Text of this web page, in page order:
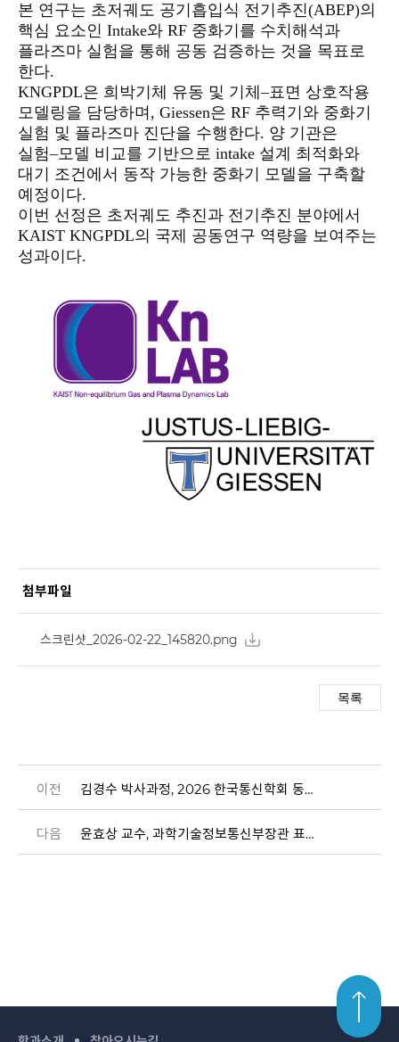
본 연구는 초저궤도 공기흡입식 전기추진(ABEP)의
핵심 요소인 Intake와 RF 중화기를 수치해석과
플라즈마 실험을 통해 공동 검증하는 것을 목표로
한다.
KNGPDL은 희박기체 유동 및 기체–표면 상호작용
모델링을 담당하며, Giessen은 RF 추력기와 중화기
실험 및 플라즈마 진단을 수행한다. 양 기관은
실험–모델 비교를 기반으로 intake 설계 최적화와
대기 조건에서 동작 가능한 중화기 모델을 구축할
예정이다.
이번 선정은 초저궤도 추진과 전기추진 분야에서
KAIST KNGPDL의 국제 공동연구 역량을 보여주는
성과이다.
첨부파일
스크린샷_2026-02-22_145820.png
이전 김경수 박사과정, 2026 한국통신학회 동계종합학술발표회 해동우수논문상 최우수상 수상
다음 윤효상 교수, 과학기술정보통신부장관 표창장 수여